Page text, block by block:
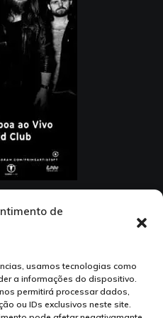
de
usamos tecnologias como
a informações do dispositivo.
permitirá processar dados,
ou IDs exclusivos neste site.